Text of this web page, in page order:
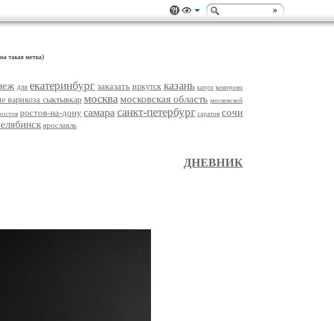
такая метка)
для екатеринбург заказать иркутск казань калуга кемерово
варикоза сыктывкар москва московская область московской
ростов-на-дону самара санкт-петербург саратов сочи
ярославль
ДНЕВНИК